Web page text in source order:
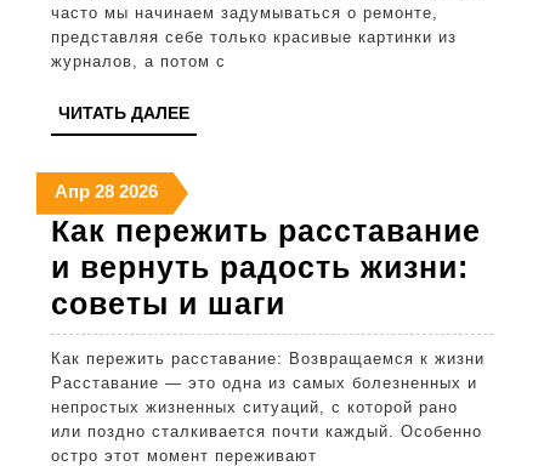
часто мы начинаем задумываться о ремонте,
представляя себе только красивые картинки из
журналов, а потом с
ЧИТАТЬ ДАЛЕЕЧИТАТЬ
ДАЛЕЕ
Апр28
апреля
2026
2828
апреля
2026
202628
апреля
2026
Как пережить расставание
и вернуть радость жизни:
советы и шаги
пережить
расставание
и
вернуть
Как пережить расставание: Возвращаемся к жизни
Расставание — это одна из самых болезненных и
непростых жизненных ситуаций, с которой рано
или поздно сталкивается почти каждый. Особенно
остро этот момент переживают